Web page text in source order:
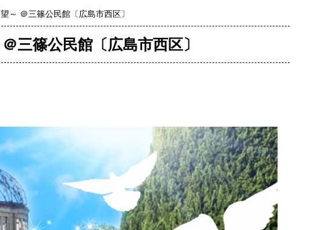
～ ＠三篠公民館〔広島市西区〕
三篠公民館〔広島市西区〕